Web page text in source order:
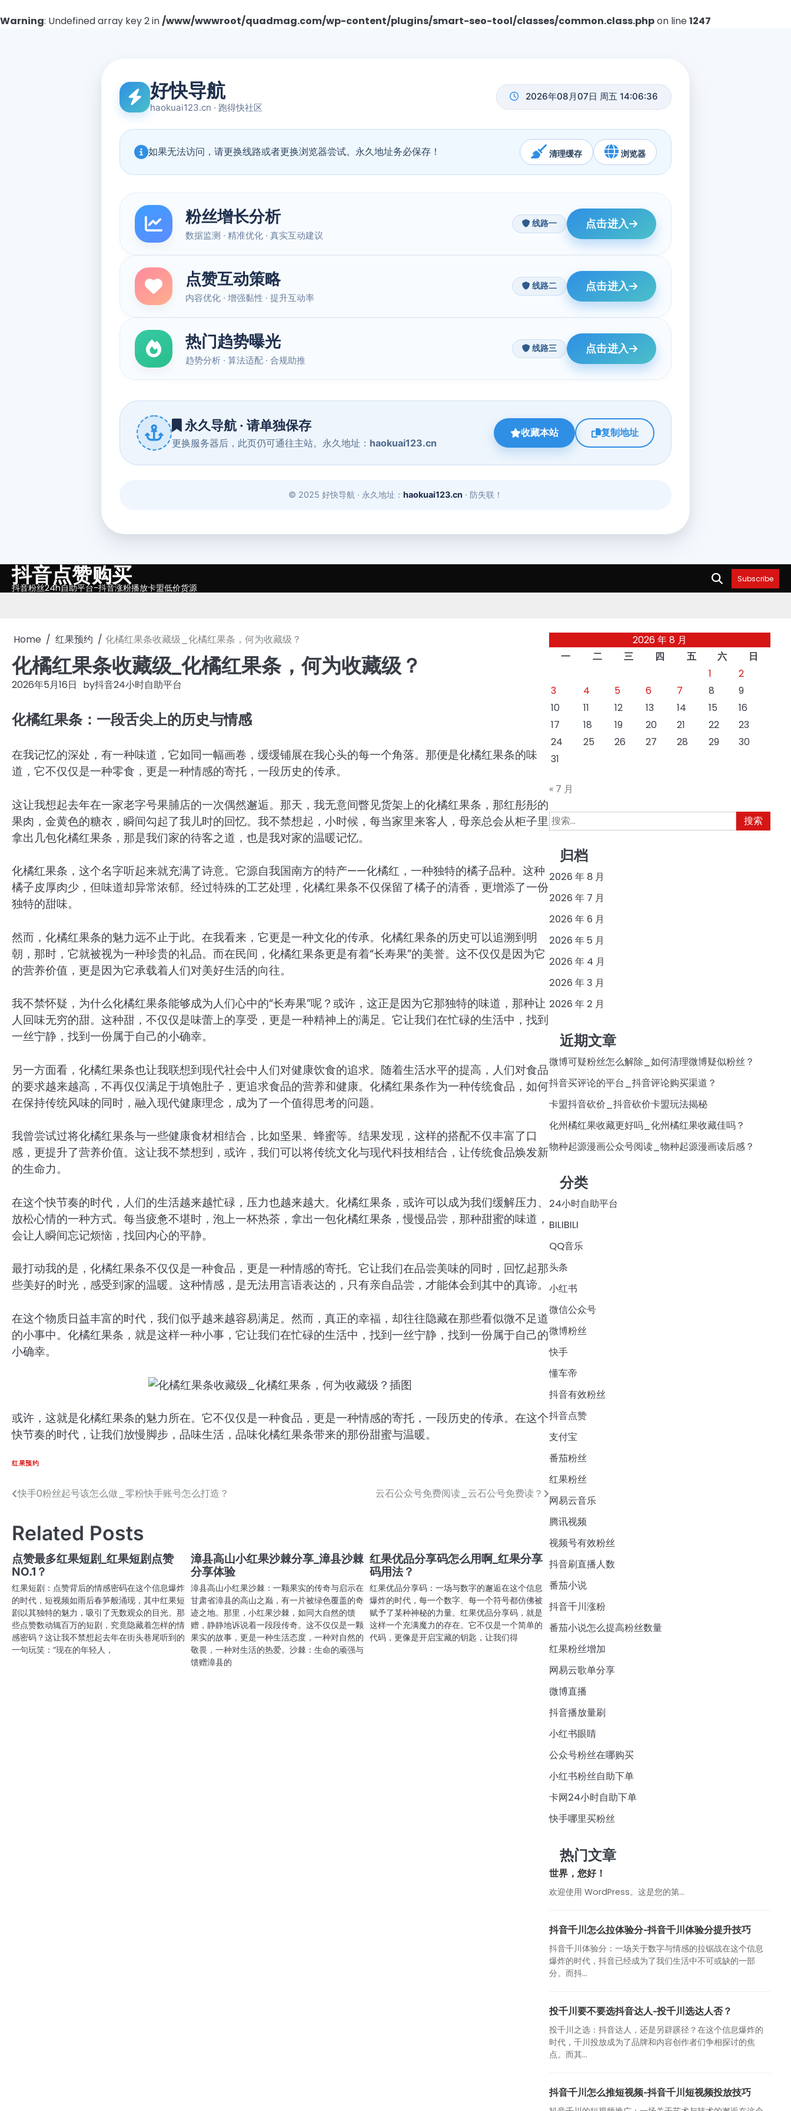
Warning: Undefined array key 2 in/www/wwwroot/quadmag.com/wp-content/plugins/smart-seo-tool/classes/common.class.phpon line1247
Skip抖音点赞购买
抖音粉丝24h自助平台-抖音涨粉播放卡盟低价货源
Subscribe
Home 红果预约 化橘红果条收藏级_化橘红果条，何为收藏级？
化橘红果条收藏级_化橘红果条，何为收藏级？
2026年5月16日 by抖音24小时自助平台
化橘红果条：一段舌尖上的历史与情感
在我记忆的深处，有一种味道，它如同一幅画卷，缓缓铺展在我心头的每一个角落。那便是化橘红果条的味
道，它不仅仅是一种零食，更是一种情感的寄托，一段历史的传承。
这让我想起去年在一家老字号果脯店的一次偶然邂逅。那天，我无意间瞥见货架上的化橘红果条，那红彤彤的
果肉，金黄色的糖衣，瞬间勾起了我儿时的回忆。我不禁想起，小时候，每当家里来客人，母亲总会从柜子里
拿出几包化橘红果条，那是我们家的待客之道，也是我对家的温暖记忆。
化橘红果条，这个名字听起来就充满了诗意。它源自我国南方的特产——化橘红，一种独特的橘子品种。这种
橘子皮厚肉少，但味道却异常浓郁。经过特殊的工艺处理，化橘红果条不仅保留了橘子的清香，更增添了一份
独特的甜味。
然而，化橘红果条的魅力远不止于此。在我看来，它更是一种文化的传承。化橘红果条的历史可以追溯到明
朝，那时，它就被视为一种珍贵的礼品。而在民间，化橘红果条更是有着“长寿果”的美誉。这不仅仅是因为它
的营养价值，更是因为它承载着人们对美好生活的向往。
我不禁怀疑，为什么化橘红果条能够成为人们心中的“长寿果”呢？或许，这正是因为它那独特的味道，那种让
人回味无穷的甜。这种甜，不仅仅是味蕾上的享受，更是一种精神上的满足。它让我们在忙碌的生活中，找到
一丝宁静，找到一份属于自己的小确幸。
另一方面看，化橘红果条也让我联想到现代社会中人们对健康饮食的追求。随着生活水平的提高，人们对食品
的要求越来越高，不再仅仅满足于填饱肚子，更追求食品的营养和健康。化橘红果条作为一种传统食品，如何
在保持传统风味的同时，融入现代健康理念，成为了一个值得思考的问题。
我曾尝试过将化橘红果条与一些健康食材相结合，比如坚果、蜂蜜等。结果发现，这样的搭配不仅丰富了口
感，更提升了营养价值。这让我不禁想到，或许，我们可以将传统文化与现代科技相结合，让传统食品焕发新
的生命力。
在这个快节奏的时代，人们的生活越来越忙碌，压力也越来越大。化橘红果条，或许可以成为我们缓解压力、
放松心情的一种方式。每当疲惫不堪时，泡上一杯热茶，拿出一包化橘红果条，慢慢品尝，那种甜蜜的味道，
会让人瞬间忘记烦恼，找回内心的平静。
最打动我的是，化橘红果条不仅仅是一种食品，更是一种情感的寄托。它让我们在品尝美味的同时，回忆起那
些美好的时光，感受到家的温暖。这种情感，是无法用言语表达的，只有亲自品尝，才能体会到其中的真谛。
在这个物质日益丰富的时代，我们似乎越来越容易满足。然而，真正的幸福，却往往隐藏在那些看似微不足道
的小事中。化橘红果条，就是这样一种小事，它让我们在忙碌的生活中，找到一丝宁静，找到一份属于自己的
小确幸。
或许，这就是化橘红果条的魅力所在。它不仅仅是一种食品，更是一种情感的寄托，一段历史的传承。在这个
快节奏的时代，让我们放慢脚步，品味生活，品味化橘红果条带来的那份甜蜜与温暖。
红果预约
文
导
航
快手0粉丝起号该怎么做_零粉快手账号怎么打造？ 云石公众号免费阅读_云石公号免费读？
Related Posts
点赞最多红果短剧_红果短剧点赞
NO.1？
红果短剧：点赞背后的情感密码在这个信息爆炸
的时代，短视频如雨后春笋般涌现，其中红果短
剧以其独特的魅力，吸引了无数观众的目光。那
些点赞数动辄百万的短剧，究竟隐藏着怎样的情
感密码？这让我不禁想起去年在街头巷尾听到的
一句玩笑：“现在的年轻人，
漳县高山小红果沙棘分享_漳县沙棘
分享体验
漳县高山小红果沙棘：一颗果实的传奇与启示在
甘肃省漳县的高山之巅，有一片被绿色覆盖的奇
迹之地。那里，小红果沙棘，如同大自然的馈
赠，静静地诉说着一段段传奇。这不仅仅是一颗
果实的故事，更是一种生活态度，一种对自然的
敬畏，一种对生活的热爱。沙棘：生命的顽强与
馈赠漳县的
红果优品分享码怎么用啊_红果分享
码用法？
红果优品分享码：一场与数字的邂逅在这个信息
爆炸的时代，每一个数字、每一个符号都仿佛被
赋予了某种神秘的力量。红果优品分享码，就是
这样一个充满魔力的存在。它不仅是一个简单的
代码，更像是开启宝藏的钥匙，让我们得
2026 年 8 月
一
二 三 四 五 六
日
1
2
3
4 5 6 7 8
9
10
11 12 13 14 15
16
17
18 19 20 21 22
23
24
25 26 27 28 29
30
31
« 7 月
搜
索：
归档
2026 年 8 月
2026 年 7 月
2026 年 6 月
2026 年 5 月
2026 年 4 月
2026 年 3 月
2026 年 2 月
近期文章
微博可疑粉丝怎么解除_如何清理微博疑似粉丝？
抖音买评论的平台_抖音评论购买渠道？
卡盟抖音砍价_抖音砍价卡盟玩法揭秘
化州橘红果收藏更好吗_化州橘红果收藏佳吗？
物种起源漫画公众号阅读_物种起源漫画读后感？
分类
24小时自助平台
BILIBILI
QQ音乐
头条
小红书
微信公众号
微博粉丝
快手
懂车帝
抖音有效粉丝
抖音点赞
支付宝
番茄粉丝
红果粉丝
网易云音乐
腾讯视频
视频号有效粉丝
抖音刷直播人数
番茄小说
抖音千川涨粉
番茄小说怎么提高粉丝数量
红果粉丝增加
网易云歌单分享
微博直播
抖音播放量刷
小红书眼睛
公众号粉丝在哪购买
小红书粉丝自助下单
卡网24小时自助下单
快手哪里买粉丝
热门文章
世界，您好！
欢迎使用 WordPress。这是您的第…
抖音千川怎么拉体验分-抖音千川体验分提升技巧
抖音千川体验分：一场关于数字与情感的拉锯战在这个信息
爆炸的时代，抖音已经成为了我们生活中不可或缺的一部
分。而抖...
投千川要不要选抖音达人-投千川选达人否？
投千川之选：抖音达人，还是另辟蹊径？在这个信息爆炸的
时代，千川投放成为了品牌和内容创作者们争相探讨的焦
点。而其...
抖音千川怎么推短视频-抖音千川短视频投放技巧